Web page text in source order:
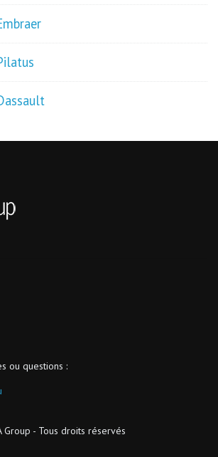
ou questions :
- Tous droits réservés